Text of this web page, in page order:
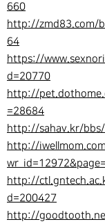
660
http://zmd83.com/
64
https://
d=20770
http://
=28684
http://sahav.kr/
http://
http://
d=200427
http://